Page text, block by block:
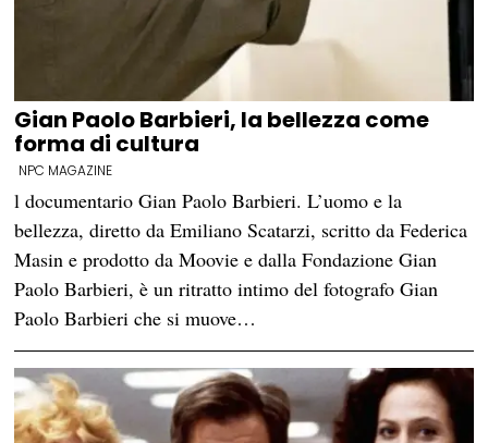
Gian Paolo Barbieri, la bellezza come
forma di cultura
NPC MAGAZINE
l documentario Gian Paolo Barbieri. L’uomo e la
bellezza, diretto da Emiliano Scatarzi, scritto da Federica
Masin e prodotto da Moovie e dalla Fondazione Gian
Paolo Barbieri, è un ritratto intimo del fotografo Gian
Paolo Barbieri che si muove…